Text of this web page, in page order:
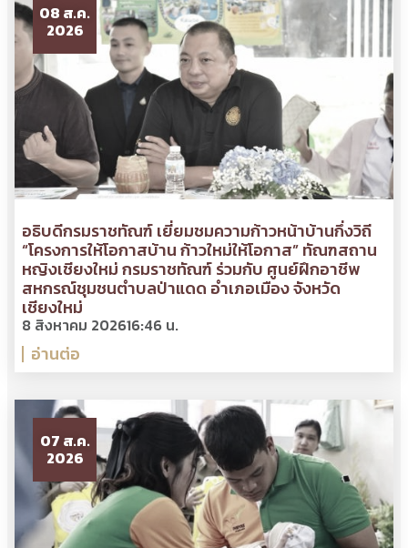
08 ส.ค.
2026
อธิบดีกรมราชทัณฑ์ เยี่ยมชมความก้าวหน้าบ้านกึ่งวิถี
“โครงการให้โอกาสบ้าน ก้าวใหม่ให้โอกาส” ทัณฑสถาน
หญิงเชียงใหม่ กรมราชทัณฑ์ ร่วมกับ ศูนย์ฝึกอาชีพ
สหกรณ์ชุมชนตำบลป่าแดด อำเภอเมือง จังหวัด
เชียงใหม่
8 สิงหาคม 202616:46 น.
อ่านต่อ
07 ส.ค.
2026